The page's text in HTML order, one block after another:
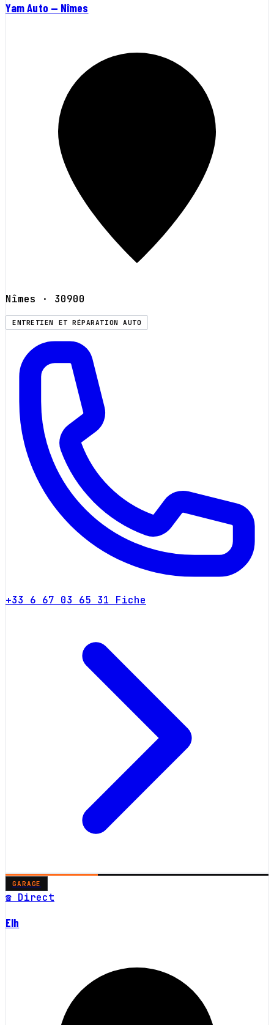
Yam Auto — Nîmes
Nîmes · 30900
ENTRETIEN ET RÉPARATION AUTO
+33 6 67 03 65 31 Fiche
GARAGE
☎ Direct
Elh